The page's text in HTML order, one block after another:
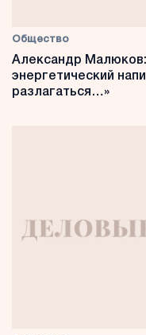
Общество
Александр
энергетический
разлагаться…»